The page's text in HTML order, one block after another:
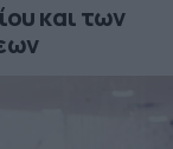
και των